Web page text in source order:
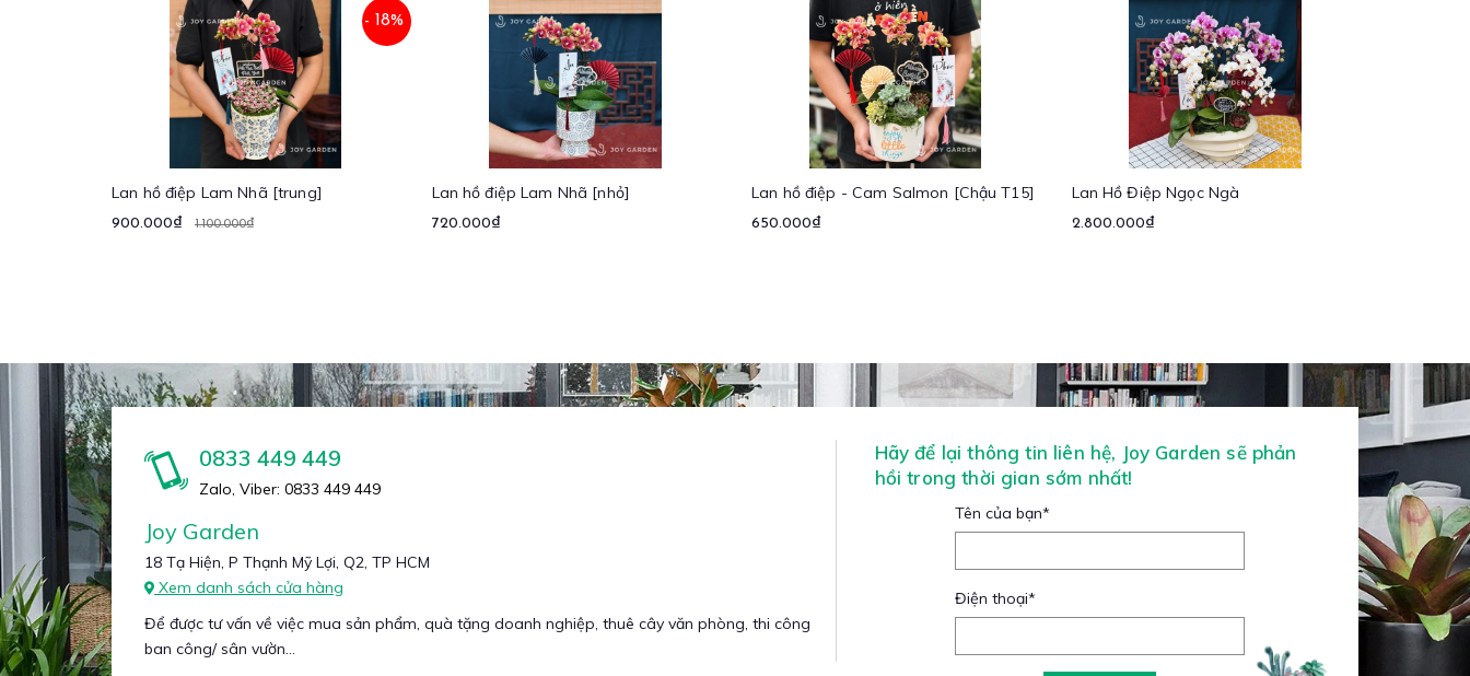
- 18%
Lan hồ điệp Lam Nhã [trung]
900.000₫ 1.100.000₫
Lan hồ điệp Lam Nhã [nhỏ]
720.000₫
Lan hồ điệp - Cam Salmon [Chậu T15]
650.000₫
Lan Hồ Điệp Ngọc Ngà
2.800.000₫
0833 449 449
Zalo, Viber: 0833 449 449
Joy Garden
18 Tạ Hiện, P Thạnh Mỹ Lợi, Q2, TP HCM
Xem danh sách cửa hàng
Để được tư vấn về việc mua sản phẩm, quà tặng doanh nghiệp, thuê cây văn phòng, thi công
ban công/ sân vườn...
Hãy để lại thông tin liên hệ, Joy Garden sẽ phản
hồi trong thời gian sớm nhất!
Tên của bạn*
Điện thoại*